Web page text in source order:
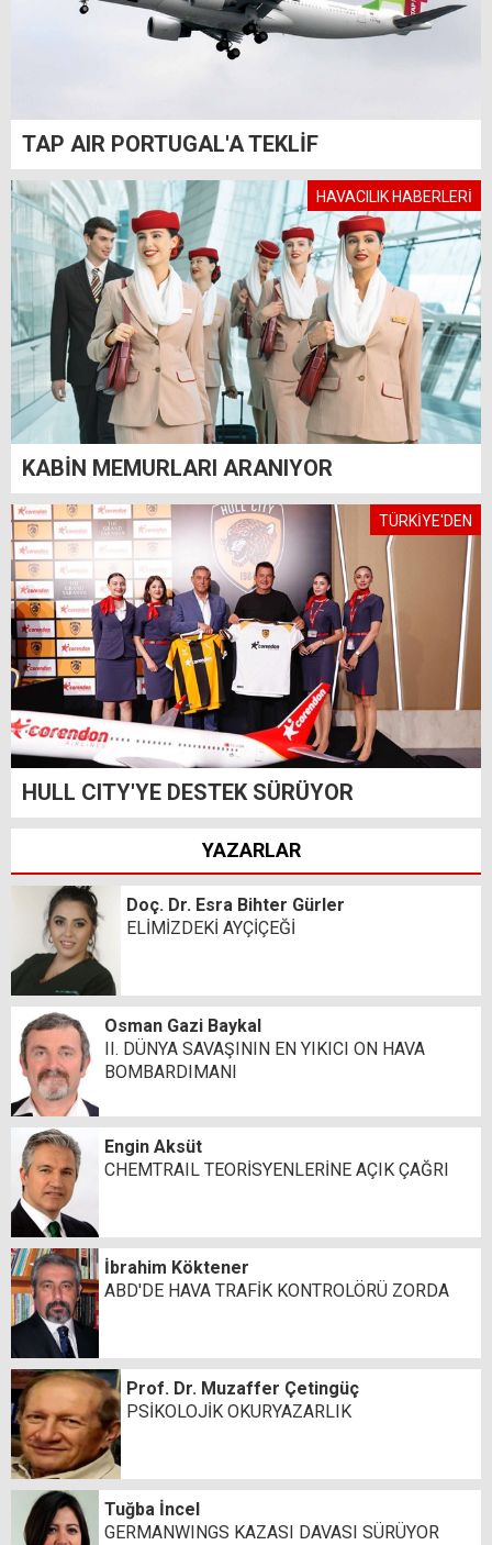
TAP AIR PORTUGAL'A TEKLİF
HAVACILIK HABERLERİ
KABİN MEMURLARI ARANIYOR
TÜRKİYE'DEN
HULL CITY'YE DESTEK SÜRÜYOR
YAZARLAR
Doç. Dr. Esra Bihter Gürler
ELİMİZDEKİ AYÇİÇEĞİ
Osman Gazi Baykal
II. DÜNYA SAVAŞININ EN YIKICI ON HAVA
BOMBARDIMANI
Engin Aksüt
CHEMTRAIL TEORİSYENLERİNE AÇIK ÇAĞRI
İbrahim Köktener
ABD'DE HAVA TRAFİK KONTROLÖRÜ ZORDA
Prof. Dr. Muzaffer Çetingüç
PSİKOLOJİK OKURYAZARLIK
Tuğba İncel
GERMANWINGS KAZASI DAVASI SÜRÜYOR